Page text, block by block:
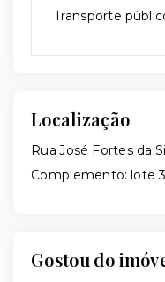
Transporte
Localização
Rua José Fortes da
Complemento: lote 3
Gostou do